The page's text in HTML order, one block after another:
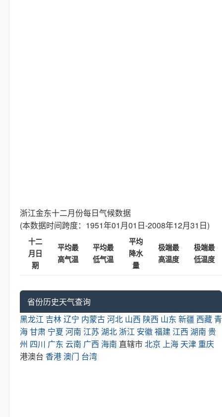
浙江金东十二月份每日气候数据
(本数据时间跨度：1951年01月01日-2008年12月31日)
十二
月日
期
平均最
高气温
平均最
低气温
平均
降水
量
极端最
高温度
极端最
低温度
省份历史天气查询
黑龙江 吉林辽宁 内蒙古河北 山西 陕西 山东 新疆 西藏 青
海甘肃 宁夏 河南 江苏 湖北 浙江 安徽福建 江西 湖南 贵
州 四川 广东 云南 广西 海南 直辖市北京 上海 天津 重庆
港澳台 香港澳门 台湾